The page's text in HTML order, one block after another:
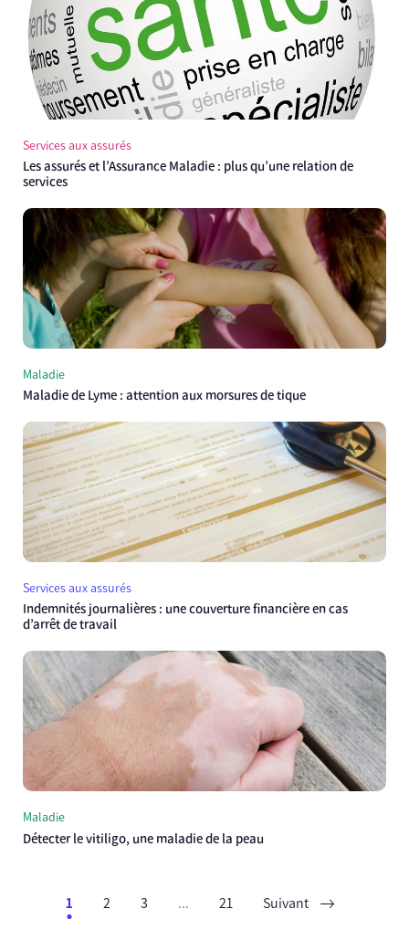
Services aux assurés
Les assurés et l’Assurance Maladie : plus qu’une relation de
services
Maladie
Maladie de Lyme : attention aux morsures de tique
Services aux assurés
Indemnités journalières : une couverture financière en cas
d’arrêt de travail
Maladie
Détecter le vitiligo, une maladie de la peau
1 2 3 ... 21 Suivant